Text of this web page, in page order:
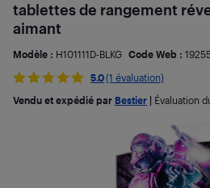
tablettes de rangement
aimant
Modèle : H101111D-BLKG Code Web :
5.0(1 évaluation)
Vendu et expédié par Bestier Évaluation